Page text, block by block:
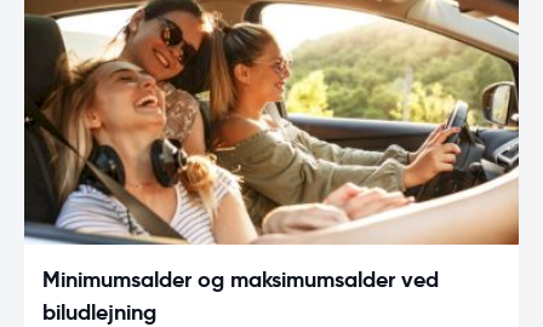
Minimumsalder og maksimumsalder ved
biludlejning